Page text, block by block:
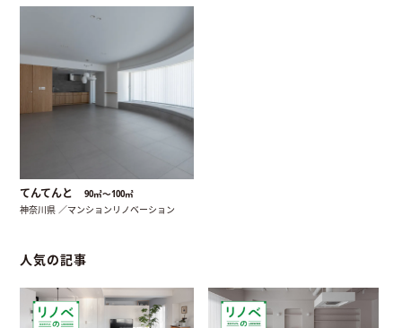
てんてんと 90㎡〜100㎡
神奈川県 ／マンションリノベーション
人気の記事